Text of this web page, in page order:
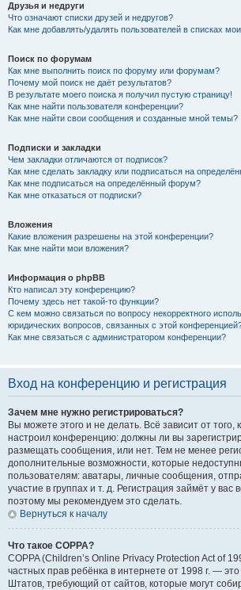
Друзья и недруги
Что означают списки друзей и недругов?
Как мне добавлять/удалять пользователей в списках
Поиск по форумам
Как мне выполнить поиск по форуму или форумам?
Почему мой поиск не даёт результатов?
В результате моего поиска я получил пустую страницу!
Как мне найти пользователя конференции?
Как мне найти свои сообщения и созданные мной темы?
Подписки и закладки
Чем закладки отличаются от подписок?
Как мне сделать закладку или подписаться на
Как мне подписаться на определённый форум?
Как мне отказаться от подписки?
Вложения
Какие вложения разрешены на этой конференции?
Как мне найти мои вложения?
Информация о phpBB
Кто написал эту конференцию?
Почему здесь нет такой-то функции?
С кем можно связаться по вопросу некорректного
юридических вопросов, связанных с этой
Как мне связаться с администратором конференции?
Вход на конференцию и регистрация
Зачем мне нужно регистрироваться?
Вы можете этого и не делать. Всё зависит от того,
настроил конференцию: должны ли вы
размещать сообщения, или нет. Тем не менее
дополнительные возможности, которые
пользователям: аватары, личные сообщения,
участие в группах и т. д. Регистрация займёт у вас
поэтому мы рекомендуем это сделать.
Вернуться к началу
Что такое COPPA?
COPPA (Children’s Online Privacy Protection Act of
частных прав ребёнка в интернете от 1998 г. —
Штатов, требующий от сайтов, которые могут